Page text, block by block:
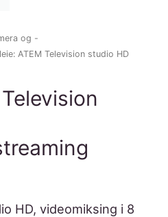
og -
ATEM Television studio HD
HD, videomiksing i 8